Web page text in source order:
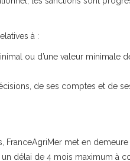
à :
ou d’une valeur minimale
de ses comptes et de
met en demeure
délai de 4 mois maximum à